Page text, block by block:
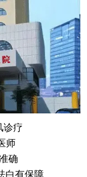
诊疗
师
确
白有保障